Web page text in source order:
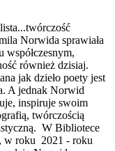
Norwida sprawiała
współczesnym,
również dzisiaj.
jak dzieło poety jest
A jednak Norwid
inspiruje swoim
twórczością
W Bibliotece
w roku 2021 - roku